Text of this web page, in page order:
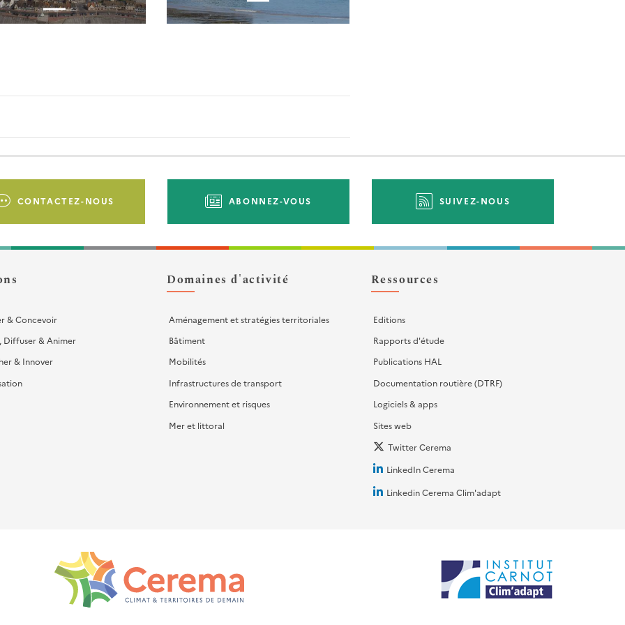
CONTACTEZ-NOUS ABONNEZ-VOUS SUIVEZ-NOUS
& Concevoir
Diffuser & Animer
& Innover
Domaines d'activité
Aménagement et stratégies territoriales
Bâtiment
Mobilités
Infrastructures de transport
Environnement et risques
Mer et littoral
Ressources
Editions
Rapports d'étude
Publications HAL
Documentation routière (DTRF)
Logiciels & apps
Sites web
Twitter Cerema
LinkedIn Cerema
Linkedin Cerema Clim'adapt